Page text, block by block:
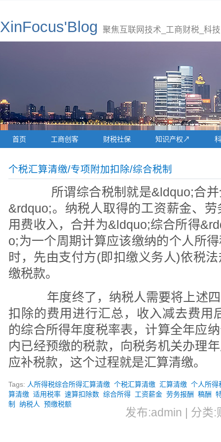
XinFocus'Blog 聚焦互联网技术_工商财税_科
首页 工商创客 财税社保 知识产权↗
个税汇算清缴/专项附加扣除/综合税制
所谓综合税制就是&ldquo;合并
&rdquo;。纳税人取得的工资薪金、
用费收入，合并为&ldquo;综合所得
o;为一个周期计算应该缴纳的个人所
时，先由支付方(即扣缴义务人)依税
缴税款。
年度终了，纳税人需要将上述四
扣除的费用进行汇总，收入减去费用
的综合所得年度税率表，计算全年应
内已经预缴的税款，向税务机关办理
应补税款，这个过程就是汇算清缴。
Tags: 人所得税综合所得汇算清缴 个税汇算清缴 汇算清缴 个人所得
算清缴 适用税率 速算扣除数 综合所得 工资薪金 劳务报酬 稿酬
制
纳税人 预缴税额
发布:admin | 分类: